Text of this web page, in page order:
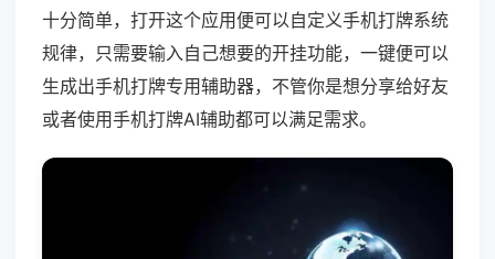
十分简单，打开这个应用便可以自定义手机打牌系统
规律，只需要输入自己想要的开挂功能，一键便可以
生成出手机打牌专用辅助器，不管你是想分享给好友
或者使用手机打牌AI辅助都可以满足需求。